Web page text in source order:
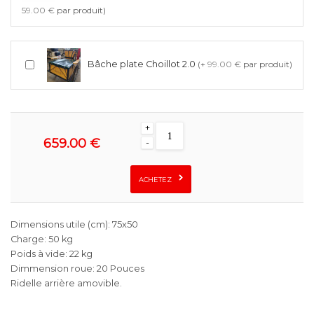
59.00 € par produit)
Bâche plate Choillot 2.0 (+ 99.00 € par produit)
659.00 €
+
-
ACHETEZ
Dimensions utile (cm): 75x50
Charge: 50 kg
Poids à vide: 22 kg
Dimmension roue: 20 Pouces
Ridelle arrière amovible.